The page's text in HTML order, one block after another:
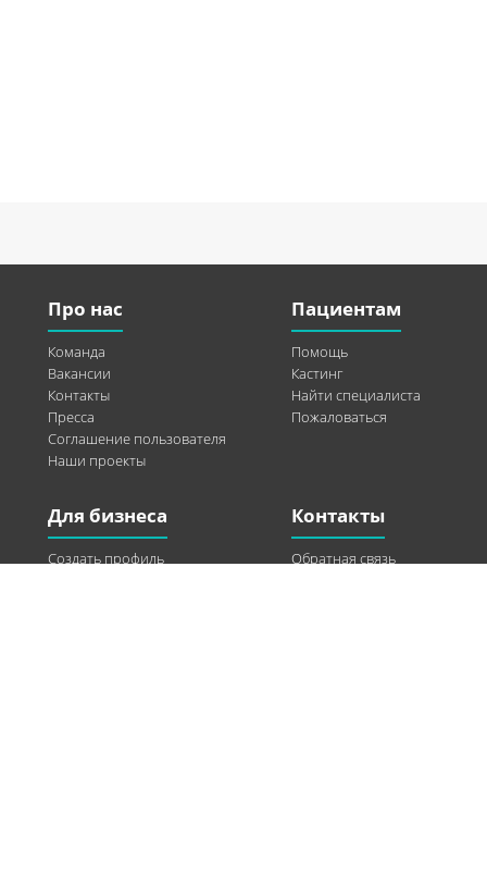
Про нас
Команда
Вакансии
Контакты
Пресса
Соглашение пользователя
Наши проекты
Пациентам
Помощь
Кастинг
Найти специалиста
Пожаловаться
Для бизнеса
Создать профиль
Контакты
Обратная связь